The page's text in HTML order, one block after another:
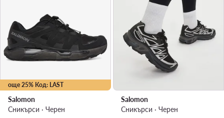
още 25% Код: LAST
Salomon
Сникърси · Черен
Salomon
Сникърси · Черен